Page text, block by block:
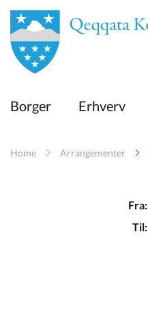
en
Borger
Erhverv
Borger Erhverv
Home Arrangementer
Fra:
Til: